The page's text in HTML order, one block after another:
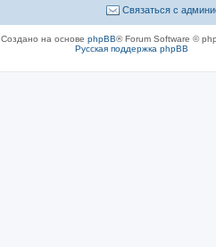
Связаться с
Создано на основе phpBB® Forum Software ©
Русская поддержка phpBB